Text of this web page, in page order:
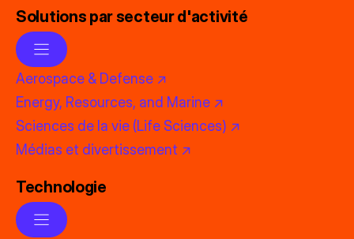
Solutions par secteur d'activité
Aerospace & Defense ↗
Energy, Resources, and Marine ↗
Sciences de la vie (Life Sciences) ↗
Médias et divertissement ↗
Technologie